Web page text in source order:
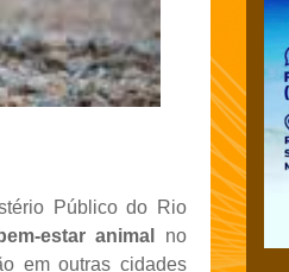
Público do Rio
estar animal
no
em outras cidades